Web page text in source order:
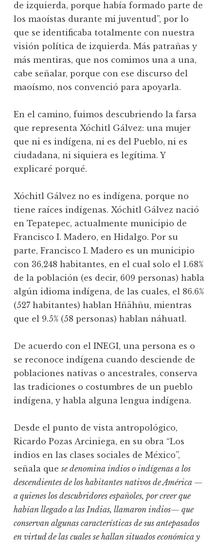
de izquierda, porque había formado parte de
los maoístas durante mi juventud”, por lo
que se identificaba totalmente con nuestra
visión política de izquierda. Más patrañas y
más mentiras, que nos comimos una a una,
cabe señalar, porque con ese discurso del
maoísmo, nos convenció para apoyarla.
En el camino, fuimos descubriendo la farsa
que representa Xóchitl Gálvez: una mujer
que ni es indígena, ni es del Pueblo, ni es
ciudadana, ni siquiera es legítima. Y
explicaré porqué.
Xóchitl Gálvez no es indígena, porque no
tiene raíces indígenas. Xóchitl Gálvez nació
en Tepatepec, actualmente municipio de
Francisco I. Madero, en Hidalgo. Por su
parte, Francisco I. Madero es un municipio
con 36,248 habitantes, en el cual solo el 1.68%
de la población (es decir, 609 personas) habla
algún idioma indígena, de las cuales, el 86.6%
(527 habitantes) hablan Hñähñu, mientras
que el 9.5% (58 personas) hablan náhuatl.
De acuerdo con el INEGI, una persona es o
se reconoce indígena cuando desciende de
poblaciones nativas o ancestrales, conserva
las tradiciones o costumbres de un pueblo
indígena, y habla alguna lengua indígena.
Desde el punto de vista antropológico,
Ricardo Pozas Arciniega, en su obra “Los
indios en las clases sociales de México”,
señala quese denomina indios o indígenas a los
descendientes de los habitantes nativos de América —
a quienes los descubridores españoles, por creer que
habían llegado a las Indias, llamaron indios— que
conservan algunas características de sus antepasados
en virtud de las cuales se hallan situados económica y